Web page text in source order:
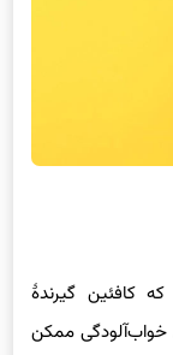
کافئین گیرندهٔ
خواب‌آلودگی ممکن